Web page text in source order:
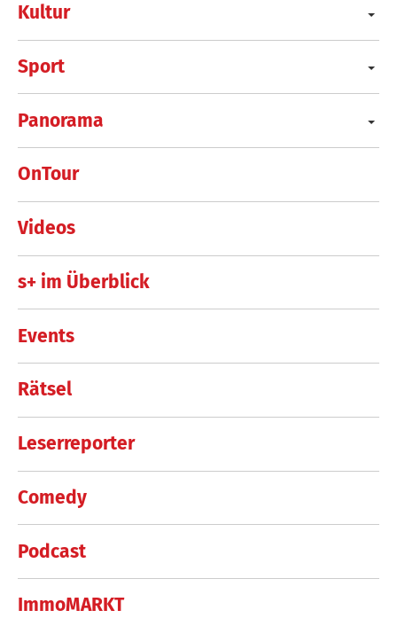
Kultur
Sport
Panorama
OnTour
Videos
s+ im Überblick
Events
Rätsel
Leserreporter
Comedy
Podcast
ImmoMARKT